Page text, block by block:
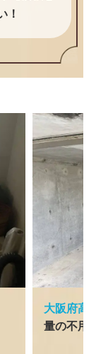
！
大阪府高
量の不用